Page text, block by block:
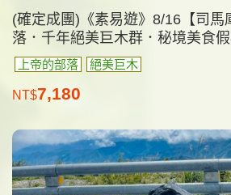
(確定成團)《素易遊》8/16【司馬
落．千年絕美巨木群．秘境美食
上帝的部落 絕美巨木
NT$7,180